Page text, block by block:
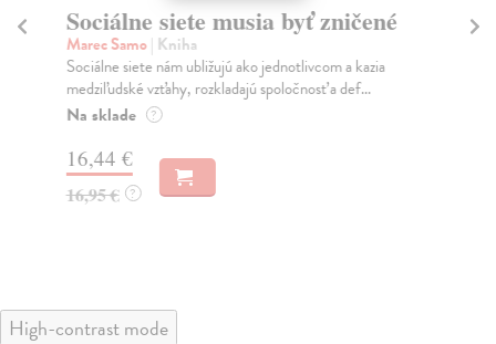
Sociálne siete musia byť zničené
Marec Samo| Kniha
Sociálne siete nám ubližujú ako jednotlivcom a kazia
medziľudské vzťahy, rozkladajú spoločnosť a def...
Na sklade ?
16,44 €
16,95 € ?
High-contrast mode